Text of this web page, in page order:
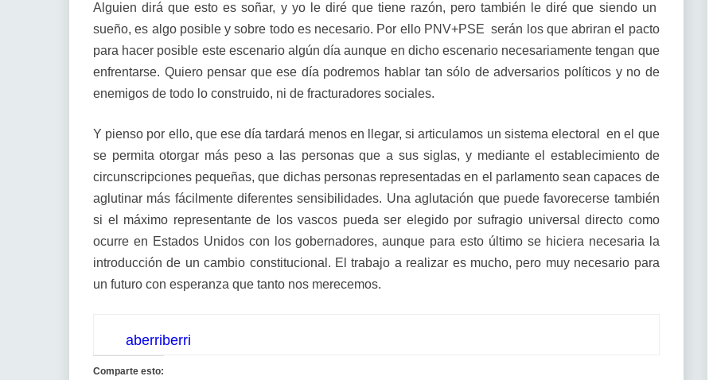
Alguien dirá que esto es soñar, y yo le diré que tiene razón, pero también le diré que siendo un
sueño, es algo posible y sobre todo es necesario. Por ello PNV+PSE serán los que abriran el pacto
para hacer posible este escenario algún día aunque en dicho escenario necesariamente tengan que
enfrentarse. Quiero pensar que ese día podremos hablar tan sólo de adversarios políticos y no de
enemigos de todo lo construido, ni de fracturadores sociales.
Y pienso por ello, que ese día tardará menos en llegar, si articulamos un sistema electoral en el que
se permita otorgar más peso a las personas que a sus siglas, y mediante el establecimiento de
circunscripciones pequeñas, que dichas personas representadas en el parlamento sean capaces de
aglutinar más fácilmente diferentes sensibilidades. Una aglutación que puede favorecerse también
si el máximo representante de los vascos pueda ser elegido por sufragio universal directo como
ocurre en Estados Unidos con los gobernadores, aunque para esto último se hiciera necesaria la
introducción de un cambio constitucional. El trabajo a realizar es mucho, pero muy necesario para
un futuro con esperanza que tanto nos merecemos.
aberriberri
Comparte esto: